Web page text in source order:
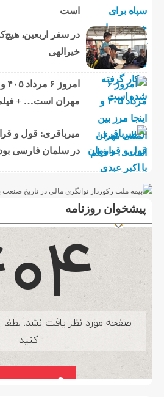
است
در سفر اربعین،
خیرالهی
مهران است… +
میرباقری: قول و
در سلمان فارسی
پیشخوان روزنامه